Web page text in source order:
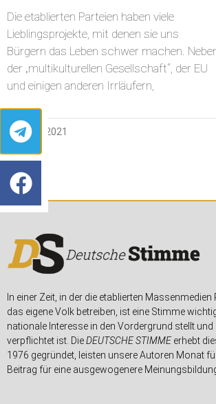
Die etablierten Parteien haben viele
Lieblingsprojekte, mit denen sie uns
Bürgern das Leben schwer machen.
der „multikulturellen Gesellschaft“, der EU
und einigen anderen Irrläufern,
9. MÄRZ 2021
In einer Zeit, in der die etablierten Massenmedien
das eigene Volk betreiben, ist eine Stimme
nationale Interesse in den Vordergrund stellt und
verpflichtet ist. DieDEUTSCHE STIMMEerhebt
1976 gegründet, leisten unsere Autoren Monat
Beitrag für eine ausgewogenere